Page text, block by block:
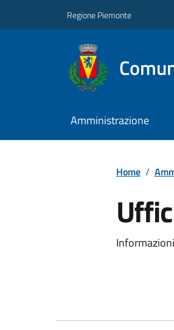
Regione Piemonte
Amministrazione
Home /